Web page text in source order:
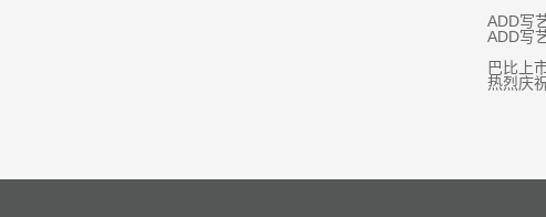
ADD写
ADD写
巴比上
热烈庆